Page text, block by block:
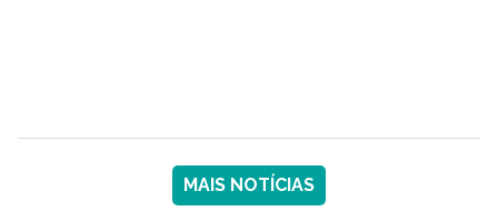
MAIS NOTÍCIAS